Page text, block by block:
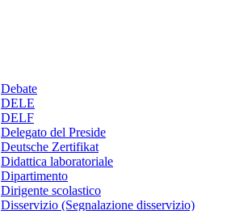
Debate
DELE
DELF
Delegato del Preside
Deutsche Zertifikat
Didattica laboratoriale
Dipartimento
Dirigente scolastico
Disservizio (Segnalazione disservizio)